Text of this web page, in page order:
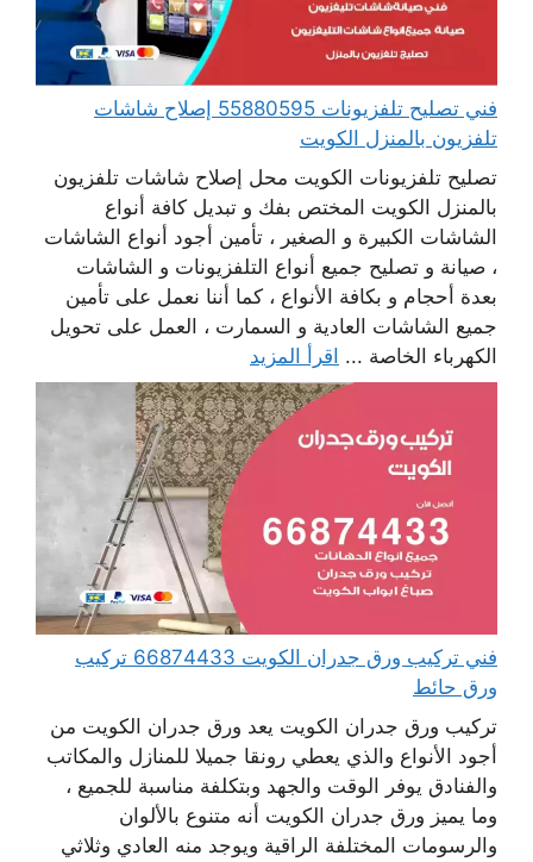
فني تصليح تلفزيونات 55880595 إصلاح شاشات
تلفزيون بالمنزل الكويت
تصليح تلفزيونات الكويت محل إصلاح شاشات تلفزيون
بالمنزل الكويت المختص بفك و تبديل كافة أنواع
الشاشات الكبيرة و الصغير ، تأمين أجود أنواع الشاشات
، صيانة و تصليح جميع أنواع التلفزيونات و الشاشات
بعدة أحجام و بكافة الأنواع ، كما أننا نعمل على تأمين
جميع الشاشات العادية و السمارت ، العمل على تحويل
الكهرباء الخاصة ... اقرأ المزيد
فني تركيب ورق جدران الكويت 66874433 تركيب
ورق حائط
تركيب ورق جدران الكويت يعد ورق جدران الكويت من
أجود الأنواع والذي يعطي رونقا جميلا للمنازل والمكاتب
والفنادق يوفر الوقت والجهد وبتكلفة مناسبة للجميع ،
وما يميز ورق جدران الكويت أنه متنوع بالألوان
والرسومات المختلفة الراقية ويوجد منه العادي وثلاثي